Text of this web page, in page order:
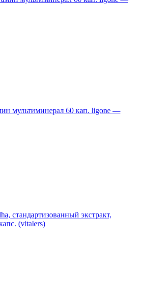
мультиминерал 60 кап. ligone —